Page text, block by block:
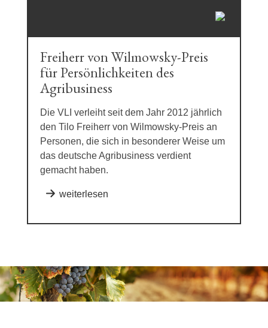
Freiherr von Wilmowsky-Preis
für Persönlichkeiten des
Agribusiness
Die VLI verleiht seit dem Jahr 2012 jährlich
den Tilo Freiherr von Wilmowsky-Preis an
Personen, die sich in besonderer Weise um
das deutsche Agribusiness verdient
gemacht haben.
weiterlesen